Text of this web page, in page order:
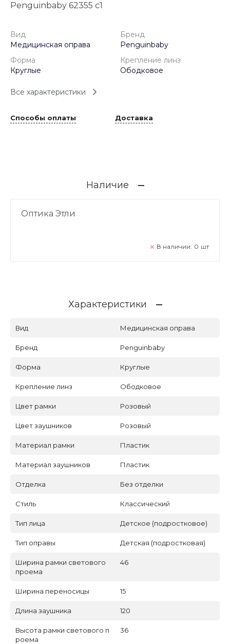
Penguinbaby 62355 с1
Вид
Медицинская оправа
Бренд
Penguinbaby
Форма
Круглые
Крепление линз
Ободковое
Все характеристики
Способы оплаты Доставка
Наличие
Оптика Этли
В наличии: 0 шт
Характеристики
Вид Медицинская оправа
Бренд Penguinbaby
Форма Круглые
Крепление линз Ободковое
Цвет рамки Розовый
Цвет заушников Розовый
Материал рамки Пластик
Материал заушников Пластик
Отделка Без отделки
Стиль Классический
Тип лица Детское (подростковое)
Тип оправы Детская (подростковая)
Ширина рамки светового
проема
46
Ширина переносицы 15
Длина заушника 120
Высота рамки светового п
роема
36